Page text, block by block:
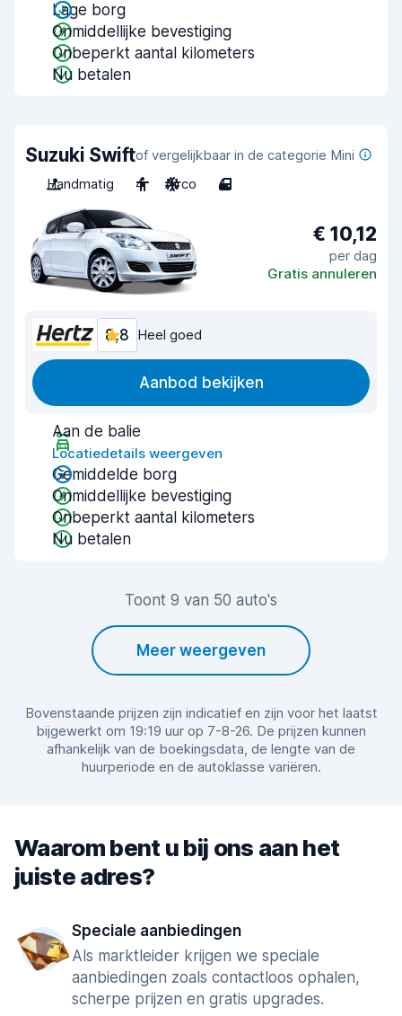
Lage borg
Onmiddellijke bevestiging
Onbeperkt aantal kilometers
Nu betalen
Suzuki Swiftof vergelijkbaar in de categorie Mini
Handmatig
4 Airco 4
€ 10,12
per dag
Gratis annuleren
8,8 Heel goed
Aanbod bekijken
Aan de balie
Locatiedetails weergeven
Gemiddelde borg
Onmiddellijke bevestiging
Onbeperkt aantal kilometers
Nu betalen
Toont 9 van 50 auto's
Meer weergeven
Bovenstaande prijzen zijn indicatief en zijn voor het laatst
bijgewerkt om 19:19 uur op 7-8-26. De prijzen kunnen
afhankelijk van de boekingsdata, de lengte van de
huurperiode en de autoklasse variëren.
Waarom bent u bij ons aan het
juiste adres?
Speciale aanbiedingen
Als marktleider krijgen we speciale
aanbiedingen zoals contactloos ophalen,
scherpe prijzen en gratis upgrades.